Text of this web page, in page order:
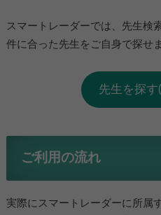
スマートレーダーでは、先生検
件に合った先生をご自身で探せま
先生を探す
ご利用の流れ
実際にスマートレーダーに所属